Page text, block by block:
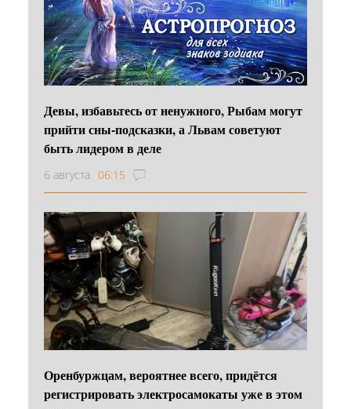
Девы, избавьтесь от ненужного, Рыбам могут
прийти сны-подсказки, а Львам советуют
быть лидером в деле
6 августа 06:15
Оренбуржцам, вероятнее всего, придётся
регистрировать электросамокаты уже в этом